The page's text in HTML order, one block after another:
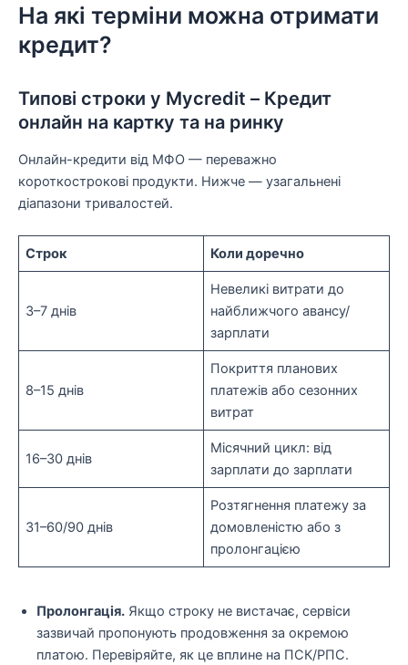
На які терміни можна отримати
кредит?
Типові строки у Mycredit – Кредит
онлайн на картку та на ринку
Онлайн-кредити від МФО — переважно
короткострокові продукти. Нижче — узагальнені
діапазони тривалостей.
Строк Коли доречно
3–7 днів
Невеликі витрати до
найближчого авансу/
зарплати
8–15 днів
Покриття планових
платежів або сезонних
витрат
16–30 днів
Місячний цикл: від
зарплати до зарплати
31–60/90 днів
Розтягнення платежу за
домовленістю або з
пролонгацією
Пролонгація. Якщо строку не вистачає, сервіси
зазвичай пропонують продовження за окремою
платою. Перевіряйте, як це вплине на ПСК/РПС.